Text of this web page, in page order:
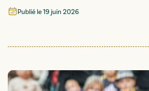
Publié le19 juin 2026